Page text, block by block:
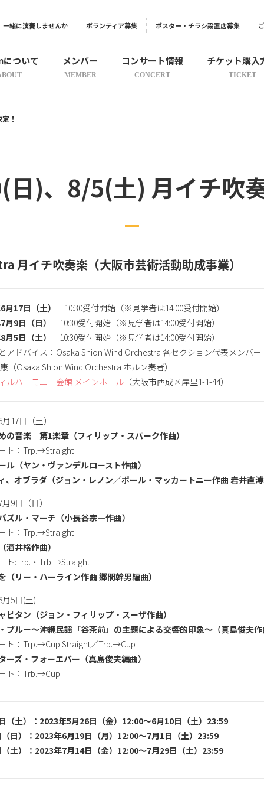
ついて メンバー
MEMBER
コンサート情報
CONCERT
チケット購入
TICKET
一緒に演奏しませんか ボランティア募集 ポスター・チラシ設置店募集
！
)、8/5(土) 月イチ吹
月イチ吹奏楽（大阪市芸術活動助成事業）
17日（土）
10:30受付開始（※見学者は14:00受付開始）
9日（日）
10:30受付開始（※見学者は14:00受付開始）
5日（土）
10:30受付開始（※見学者は14:00受付開始）
アドバイス：Osaka Shion Wind Orchestra 各セクション代表メンバー
（Osaka Shion Wind Orchestra ホルン奏者）
ルハーモニー会館 メインホール （大阪市西成区岸里1-1-44）
17日（土）
の音楽 第1楽章（フィリップ・スパーク作曲）
ト：Trp.→Straight
（ヤン・ヴァンデルロースト作曲）
、オブラダ（ジョン・レノン／ポール・マッカートニー作曲 岩井直
9日（日）
ル・マーチ（小長谷宗一作曲）
ト：Trp.→Straight
井格作曲）
ト:Trp.・Trb.→Straight
リー・ハーライン作曲 郷間幹男編曲）
5日(土)
ピタン（ジョン・フィリップ・スーザ作曲）
ブルー～沖縄民謡「谷茶前」の主題による交響的印象～（真島俊夫
ト：Trp.→Cup Straight／Trb.→Cup
ズ・フォーエバー（真島俊夫編曲）
ト：Trb.→Cup
（土）：2023年5月26日（金）12:00〜6月10日（土）23:59
日）：2023年6月19日（月）12:00〜7月1日（土）23:59
土）：2023年7月14日（金）12:00〜7月29日（土）23:59